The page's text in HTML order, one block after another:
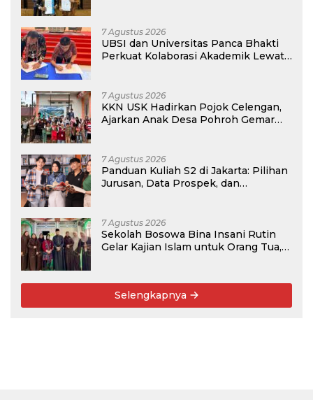
7 Agustus 2026
UBSI dan Universitas Panca Bhakti
Perkuat Kolaborasi Akademik Lewat
7 Agustus 2026
KKN USK Hadirkan Pojok Celengan,
Ajarkan Anak Desa Pohroh Gemar
7 Agustus 2026
Panduan Kuliah S2 di Jakarta: Pilihan
Jurusan, Data Prospek, dan
7 Agustus 2026
Sekolah Bosowa Bina Insani Rutin
Gelar Kajian Islam untuk Orang Tua,
Selengkapnya